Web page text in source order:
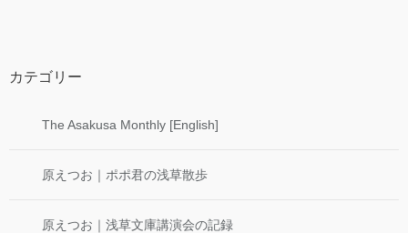
カテゴリー
The Asakusa Monthly [English]
原えつお｜ポポ君の浅草散歩
原えつお｜浅草文庫講演会の記録